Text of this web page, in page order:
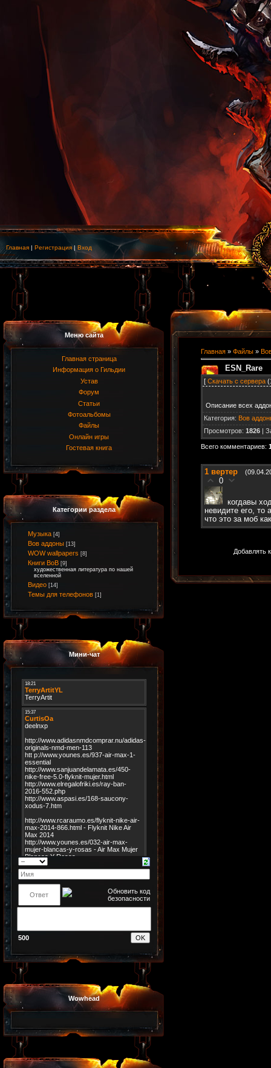
Главная | Регистрация | Вход
Меню сайта
Главная страница
Информация о Гильдии
Устав
Форум
Статьи
Фотоальбомы
Файлы
Онлайн игры
Гостевая книга
Категории раздела
Музыка [4]
Вов аддоны [13]
WOW wallpapers [8]
Книги ВоВ [9]
художественная литература по нашей
вселенной
Видео [14]
Темы для телефонов [1]
Мини-чат
500
Wowhead
Главная » Файлы »
ESN_Rare
[ Скачать с сервера
Описание всех
Категория: Вов
Просмотров: 1826 |
Всего комментариев:
1 вертер
0
когдавы
невидите его, то
что это за моб
Добавлять